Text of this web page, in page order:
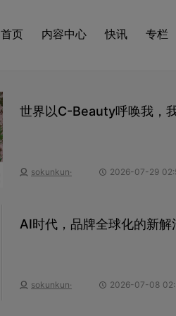
首页 内容中心 快讯 专栏
世界以C-Beauty呼唤我，
sokunkun· 2026-07-29
AI时代，品牌全球化的新解
sokunkun· 2026-07-08